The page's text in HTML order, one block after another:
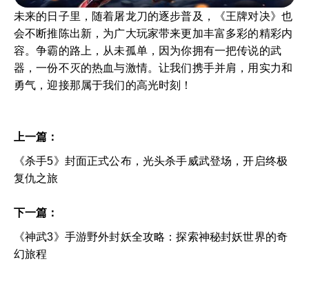
未来的日子里，随着屠龙刀的逐步普及，《王牌对决》也
会不断推陈出新，为广大玩家带来更加丰富多彩的精彩内
容。争霸的路上，从未孤单，因为你拥有一把传说的武
器，一份不灭的热血与激情。让我们携手并肩，用实力和
勇气，迎接那属于我们的高光时刻！
上一篇：
《杀手5》封面正式公布，光头杀手威武登场，开启终极
复仇之旅
下一篇：
《神武3》手游野外封妖全攻略：探索神秘封妖世界的奇
幻旅程